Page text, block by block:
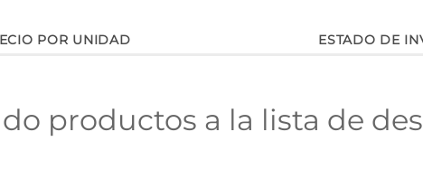
POR UNIDAD ESTADO DE
productos a la lista de